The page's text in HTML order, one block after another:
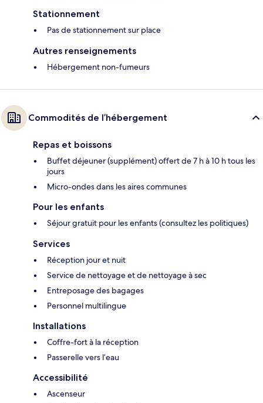
Stationnement
Pas de stationnement sur place
Autres renseignements
Hébergement non-fumeurs
Commodités de l’hébergement
Repas et boissons
Buffet déjeuner (supplément) offert de 7 h à 10 h tous les
jours
Micro-ondes dans les aires communes
Pour les enfants
Séjour gratuit pour les enfants (consultez les politiques)
Services
Réception jour et nuit
Service de nettoyage et de nettoyage à sec
Entreposage des bagages
Personnel multilingue
Installations
Coffre-fort à la réception
Passerelle vers l’eau
Accessibilité
Ascenseur